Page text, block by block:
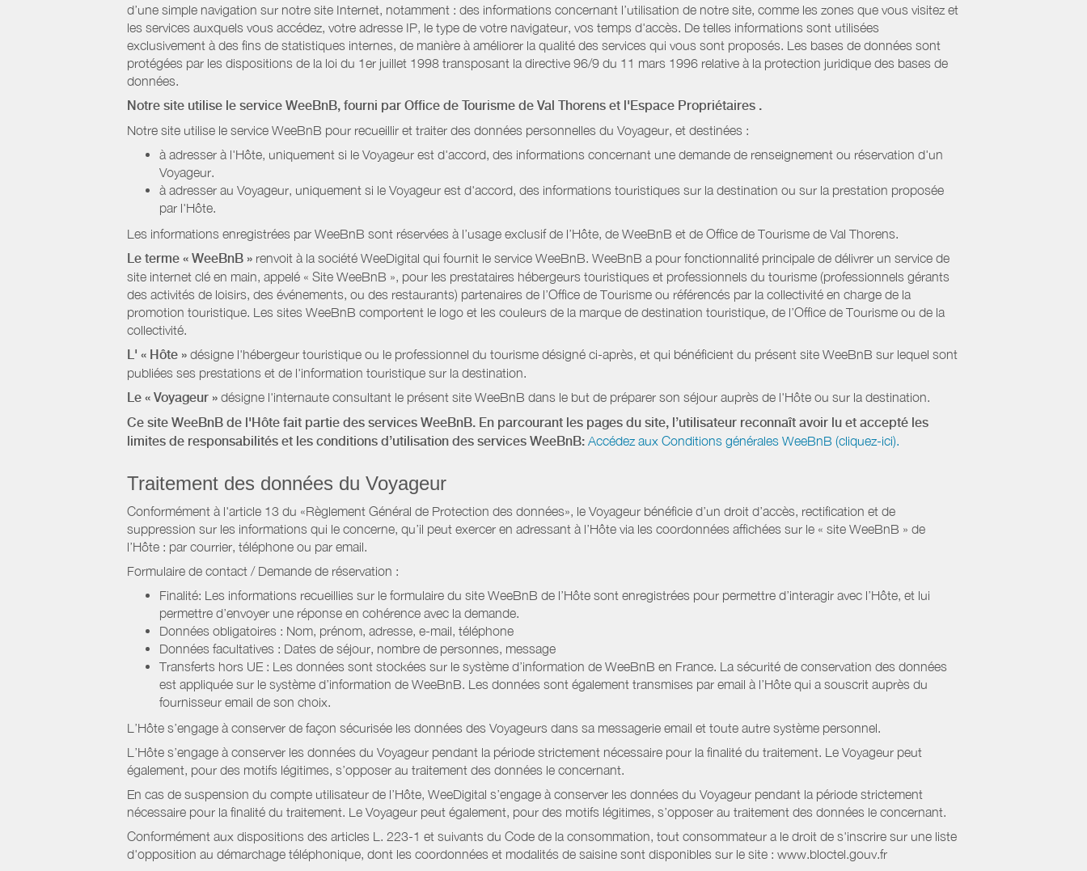
d’une simple navigation sur notre site Internet, notamment : des informations concernant l’utilisation de notre site, comme les zones que vous visitez et
les services auxquels vous accédez, votre adresse IP, le type de votre navigateur, vos temps d'accès. De telles informations sont utilisées
exclusivement à des fins de statistiques internes, de manière à améliorer la qualité des services qui vous sont proposés. Les bases de données sont
protégées par les dispositions de la loi du 1er juillet 1998 transposant la directive 96/9 du 11 mars 1996 relative à la protection juridique des bases de
données.
Notre site utilise le service WeeBnB, fourni par Office de Tourisme de Val Thorens et l'Espace Propriétaires .
Notre site utilise le service WeeBnB pour recueillir et traiter des données personnelles du Voyageur, et destinées :
à adresser à l'Hôte, uniquement si le Voyageur est d'accord, des informations concernant une demande de renseignement ou réservation d'un
Voyageur.
à adresser au Voyageur, uniquement si le Voyageur est d'accord, des informations touristiques sur la destination ou sur la prestation proposée
par l'Hôte.
Les informations enregistrées par WeeBnB sont réservées à l’usage exclusif de l’Hôte, de WeeBnB et de Office de Tourisme de Val Thorens.
Le terme « WeeBnB » renvoit à la société WeeDigital qui fournit le service WeeBnB. WeeBnB a pour fonctionnalité principale de délivrer un service de
site internet clé en main, appelé « Site WeeBnB », pour les prestataires hébergeurs touristiques et professionnels du tourisme (professionnels gérants
des activités de loisirs, des événements, ou des restaurants) partenaires de l’Office de Tourisme ou référencés par la collectivité en charge de la
promotion touristique. Les sites WeeBnB comportent le logo et les couleurs de la marque de destination touristique, de l’Office de Tourisme ou de la
collectivité.
L' « Hôte » désigne l'hébergeur touristique ou le professionnel du tourisme désigné ci-après, et qui bénéficient du présent site WeeBnB sur lequel sont
publiées ses prestations et de l'information touristique sur la destination.
Le « Voyageur » désigne l'internaute consultant le présent site WeeBnB dans le but de préparer son séjour auprès de l'Hôte ou sur la destination.
Ce site WeeBnB de l'Hôte fait partie des services WeeBnB. En parcourant les pages du site, l’utilisateur reconnaît avoir lu et accepté les
limites de responsabilités et les conditions d’utilisation des services WeeBnB: Accédez aux Conditions générales WeeBnB (cliquez-ici).
Traitement des données du Voyageur
Conformément à l'article 13 du «Règlement Général de Protection des données», le Voyageur bénéficie d’un droit d’accès, rectification et de
suppression sur les informations qui le concerne, qu’il peut exercer en adressant à l’Hôte via les coordonnées affichées sur le « site WeeBnB » de
l’Hôte : par courrier, téléphone ou par email.
Formulaire de contact / Demande de réservation :
Finalité: Les informations recueillies sur le formulaire du site WeeBnB de l’Hôte sont enregistrées pour permettre d’interagir avec l’Hôte, et lui
permettre d’envoyer une réponse en cohérence avec la demande.
Données obligatoires : Nom, prénom, adresse, e-mail, téléphone
Données facultatives : Dates de séjour, nombre de personnes, message
Transferts hors UE : Les données sont stockées sur le système d’information de WeeBnB en France. La sécurité de conservation des données
est appliquée sur le système d’information de WeeBnB. Les données sont également transmises par email à l’Hôte qui a souscrit auprès du
fournisseur email de son choix.
L’Hôte s’engage à conserver de façon sécurisée les données des Voyageurs dans sa messagerie email et toute autre système personnel.
L’Hôte s’engage à conserver les données du Voyageur pendant la période strictement nécessaire pour la finalité du traitement. Le Voyageur peut
également, pour des motifs légitimes, s’opposer au traitement des données le concernant.
En cas de suspension du compte utilisateur de l’Hôte, WeeDigital s’engage à conserver les données du Voyageur pendant la période strictement
nécessaire pour la finalité du traitement. Le Voyageur peut également, pour des motifs légitimes, s’opposer au traitement des données le concernant.
Conformément aux dispositions des articles L. 223-1 et suivants du Code de la consommation, tout consommateur a le droit de s'inscrire sur une liste
d'opposition au démarchage téléphonique, dont les coordonnées et modalités de saisine sont disponibles sur le site : www.bloctel.gouv.fr